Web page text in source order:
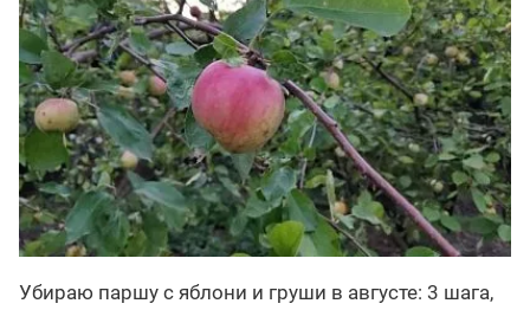
Убираю паршу с яблони и груши в августе: 3 шага,